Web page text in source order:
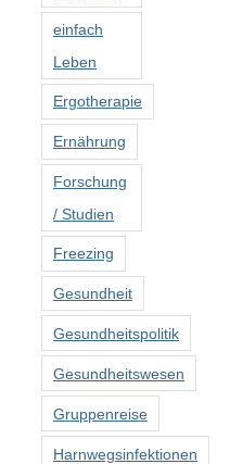
einfach
Leben
Ergotherapie
Ernährung
Forschung
/ Studien
Freezing
Gesundheit
Gesundheitspolitik
Gesundheitswesen
Gruppenreise
Harnwegsinfektionen